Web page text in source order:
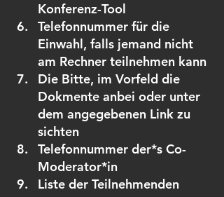
Konferenz-Tool
Telefonnummer für die
Einwahl, falls jemand nicht
am Rechner teilnehmen kann
Die Bitte, im Vorfeld die
Dokmente anbei oder unter
dem angegebenen Link zu
sichten
Telefonnummer der*s Co-
Moderator*in
Liste der Teilnehmenden